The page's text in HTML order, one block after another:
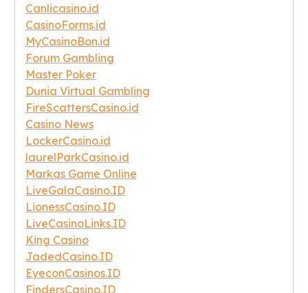
Canlicasino.id
CasinoForms.id
MyCasinoBon.id
Forum Gambling
Master Poker
Dunia Virtual Gambling
FireScattersCasino.id
Casino News
LockerCasino.id
laurelParkCasino.id
Markas Game Online
LiveGalaCasino.ID
LionessCasino.ID
LiveCasinoLinks.ID
King Casino
JadedCasino.ID
EyeconCasinos.ID
FindersCasino.ID